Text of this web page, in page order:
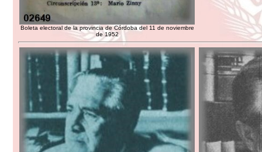
Boleta electoral de la provincia de Córdoba del 11 de noviembre
de 1952